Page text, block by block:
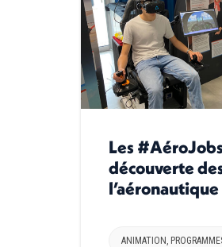
Les
découverte
l’aéronautique
ANIMATION